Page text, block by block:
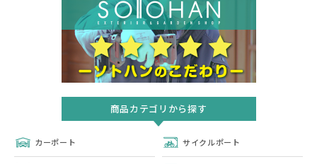
商品カテゴリから探す
カーポート サイクルポート